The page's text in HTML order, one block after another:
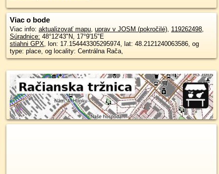
Viac o bode
Viac info: aktualizovať mapu, uprav v JOSM (pokročilé), 119262498,
Súradnice: 48°12'43"N, 17°9'15"E
stiahni GPX, lon: 17.154443305295974, lat: 48.2121240063586, og
type: place, og locality: Centrálna Rača,